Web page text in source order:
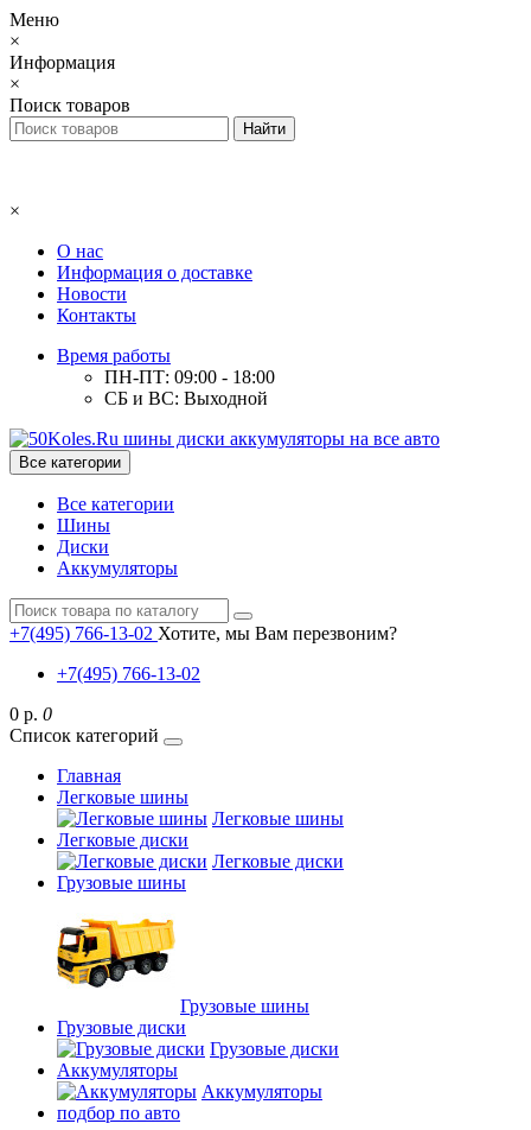
Меню
×
Информация
×
Поиск товаров
×
О нас
Информация о доставке
Новости
Контакты
Время работы
ПН-ПТ: 09:00 - 18:00
СБ и ВС: Выходной
Все категории
Все категории
Шины
Диски
Аккумуляторы
+7(495) 766-13-02 Хотите, мы Вам перезвоним?
+7(495) 766-13-02
0 р. 0
Список категорий
Главная
Легковые шины
Легковые шины
Легковые диски
Легковые диски
Грузовые шины
Грузовые шины
Грузовые диски
Грузовые диски
Аккумуляторы
Аккумуляторы
подбор по авто